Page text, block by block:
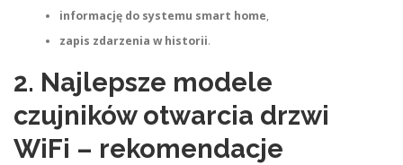
informację do systemu smart home,
zapis zdarzenia w historii.
2. Najlepsze modele
czujników otwarcia drzwi
WiFi – rekomendacje